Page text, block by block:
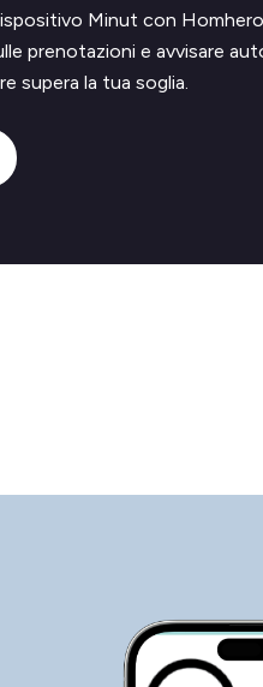
Minut con
prenotazioni e avvisare
supera la tua soglia.